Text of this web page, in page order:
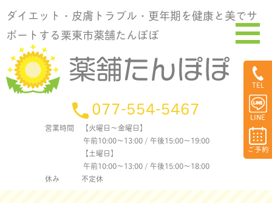
ダイエット・皮膚トラブル・更年期を健康と美でサ
ポートする栗東市薬舗たんぽぽ
077-554-5467
営業時間
【火曜日〜金曜日】
午前10:00〜13:00 / 午後15:00〜19:00
【土曜日】
午前10:00〜13:00 / 午後15:00〜18:00
休み
不定休
TEL
LINE
ご予約